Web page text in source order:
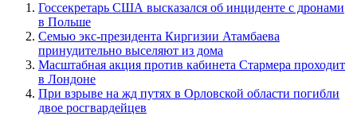
Госсекретарь США высказался об инциденте с дронами
в Польше
Семью экс-президента Киргизии Атамбаева
принудительно выселяют из дома
Масштабная акция против кабинета Стармера проходит
в Лондоне
При взрыве на жд путях в Орловской области погибли
двое росгвардейцев